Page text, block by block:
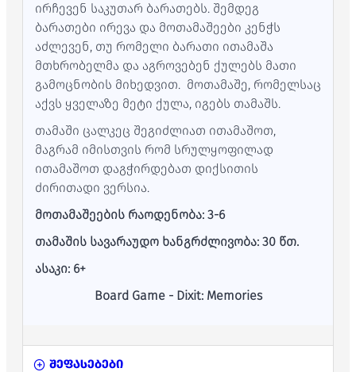
ირჩევენ საკუთარ ბარათებს. შემდეგ
ბარათები ირევა და მოთამაშეები კენჭს
აძლევენ, თუ რომელი ბარათი ითამაშა
მთხრობელმა და აგროვებენ ქულებს მათი
გამოცნობის მიხედვით. მოთამაშე, რომელსაც
აქვს ყველაზე მეტი ქულა, იგებს თამაშს.
თამაში ცალკეც შეგიძლიათ ითამაშოთ,
მაგრამ იმისთვის რომ სრულყოფილად
ითამაშოთ დაგჭირდებათ დიქსითის
ძირითადი ვერსია.
მოთამაშეების რაოდენობა: 3-6
თამაშის სავარაუდო ხანგრძლივობა: 30 წთ.
ასაკი: 6+
Board Game - Dixit: Memories
შეფასებები